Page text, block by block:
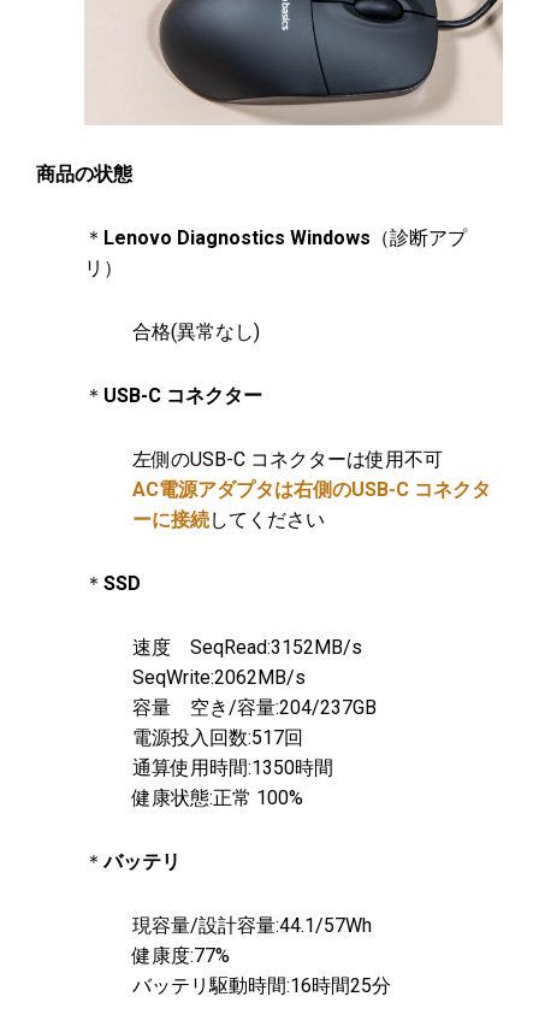
商品の状態
＊ Lenovo Diagnostics Windows （診断アプ
リ）
合格(異常なし)
＊ USB-C コネクター
左側のUSB-C コネクターは使用不可
AC電源アダプタは右側のUSB-C コネクタ
ーに接続してください
＊ SSD
速度 SeqRead:3152MB/s
SeqWrite:2062MB/s
容量 空き/容量:204/237GB
電源投入回数:517回
通算使用時間:1350時間
健康状態:正常 100%
＊バッテリ
現容量/設計容量:44.1/57Wh
健康度:77%
バッテリ駆動時間:16時間25分